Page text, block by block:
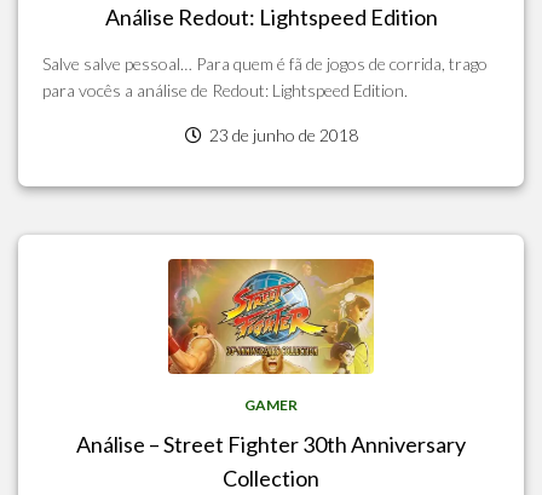
Análise Redout: Lightspeed Edition
Salve salve pessoal… Para quem é fã de jogos de corrida, trago
para vocês a análise de Redout: Lightspeed Edition.
23 de junho de 2018
GAMER
Análise – Street Fighter 30th Anniversary
Collection